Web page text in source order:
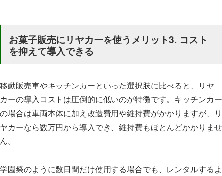
お菓子販売にリヤカーを使うメリット3. コスト
を抑えて導入できる
移動販売車やキッチンカーといった選択肢に比べると、リヤ
カーの導入コストは圧倒的に低いのが特徴です。キッチンカー
の場合は車両本体に加え改造費用や維持費がかかりますが、リ
ヤカーなら数万円から導入でき、維持費もほとんどかかりませ
ん。
学園祭のように数日間だけ使用する場合でも、レンタルするよ